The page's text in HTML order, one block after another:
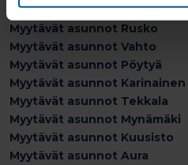
Myytävät asunnot Parainen
Myytävät asunnot Rusko
Myytävät asunnot Vahto
Myytävät asunnot Pöytyä
Myytävät asunnot Karinainen
Myytävät asunnot Tekkala
Myytävät asunnot Mynämäki
Myytävät asunnot Kuusisto
Myytävät asunnot Aura